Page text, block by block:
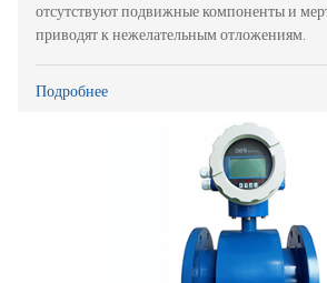
отсутствуют подвижные компоненты и
приводят к нежелательным отложениям.
Подробнее